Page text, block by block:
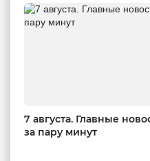
7 августа. Главные
за пару минут